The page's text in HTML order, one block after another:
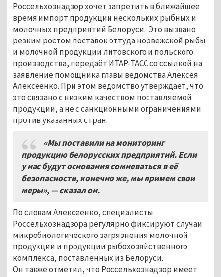
Россельхознадзор хочет запретить в ближайшее
время импорт продукции нескольких рыбных и
молочных предприятий Белоруси. Это вызвано
резким ростом поставок оттуда норвежской рыбы
и молочной продукции литовского и польского
производства, передаёт ИТАР-ТАСС со ссылкой на
заявление помощника главы ведомства Алексея
Алексеенко. При этом ведомство утверждает, что
это связано с низким качеством поставляемой
продукции, а не с санкционными ограничениями
против указанных стран.
«Мы поставили на мониторинг
продукцию белорусских предприятий. Если
у нас будут основания сомневаться в её
безопасности, конечно же, мы примем свои
меры», — сказал он.
По словам Алексеенко, специалисты
Россельхознадзора регулярно фиксируют случаи
микробиологического загрязнения молочной
продукции и продукции рыбохозяйственного
комплекса, поставленных из Белоруси.
Он также отметил, что Россельхознадзор имеет